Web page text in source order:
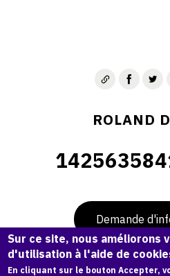
ROLAND
Demande
Sur ce site, nous améliorons
d'utilisation à l'aide de
En cliquant sur le bouton Accepter,